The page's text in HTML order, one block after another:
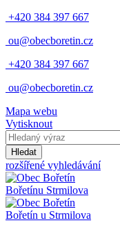
+420 384 397 667
ou@obecboretin.cz
+420 384 397 667
ou@obecboretin.cz
Mapa webu
Vytisknout
Hledat
rozšířené vyhledávání
Bořetínu Strmilova
Bořetín u Strmilova